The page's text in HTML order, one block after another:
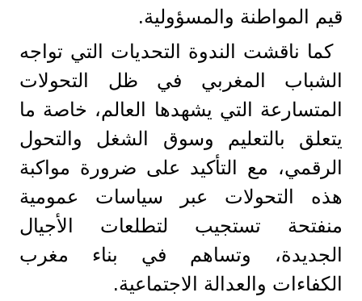
قيم المواطنة والمسؤولية.
كما ناقشت الندوة التحديات التي تواجه
الشباب المغربي في ظل التحولات
المتسارعة التي يشهدها العالم، خاصة ما
يتعلق بالتعليم وسوق الشغل والتحول
الرقمي، مع التأكيد على ضرورة مواكبة
هذه التحولات عبر سياسات عمومية
منفتحة تستجيب لتطلعات الأجيال
الجديدة، وتساهم في بناء مغرب
الكفاءات والعدالة الاجتماعية.